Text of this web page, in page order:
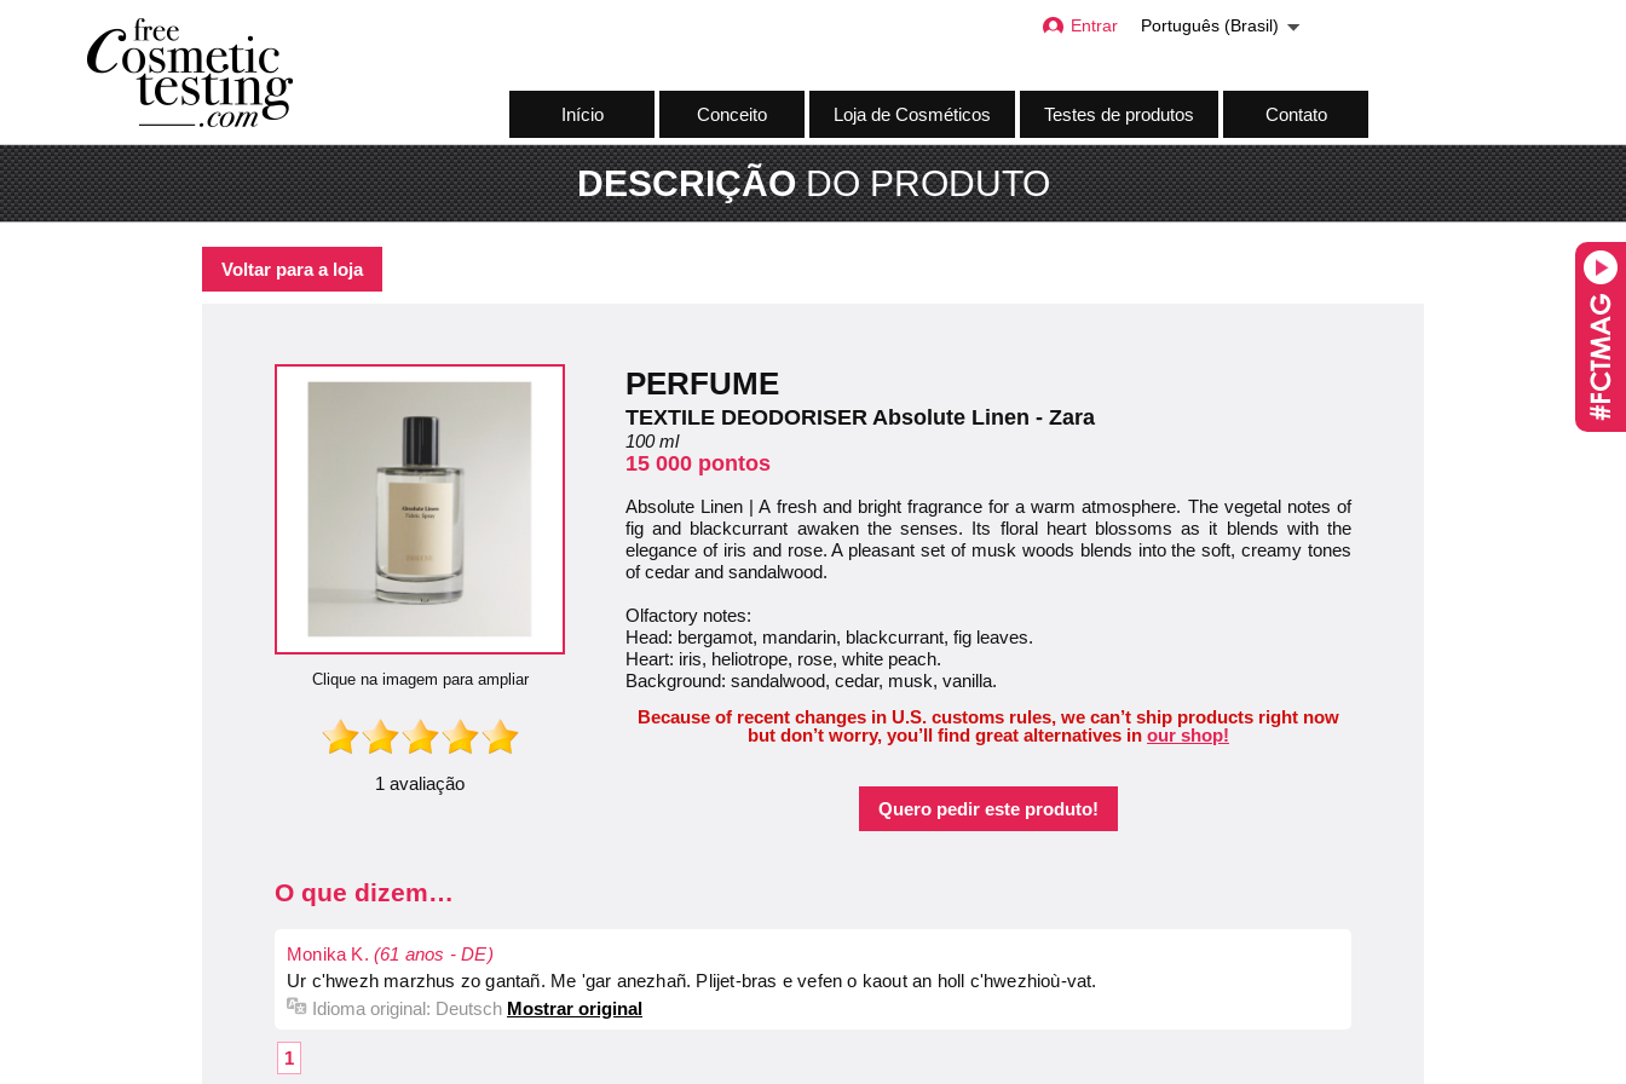
Início Conceito Loja de Cosméticos Testes de produtos Contato
Entrar Português (Brasil)
DESCRIÇÃODO PRODUTO
Voltar para a loja
Clique na imagem para ampliar
1 avaliação
PERFUME
TEXTILE DEODORISER Absolute Linen - Zara
100 ml
15 000 pontos
Absolute Linen | A fresh and bright fragrance for a warm atmosphere. The vegetal notes of
fig and blackcurrant awaken the senses. Its floral heart blossoms as it blends with the
elegance of iris and rose. A pleasant set of musk woods blends into the soft, creamy tones
of cedar and sandalwood.
Olfactory notes:
Head: bergamot, mandarin, blackcurrant, fig leaves.
Heart: iris, heliotrope, rose, white peach.
Background: sandalwood, cedar, musk, vanilla.
Because of recent changes in U.S. customs rules, we can’t ship products right now
but don’t worry, you’ll find great alternatives in our shop!
Quero pedir este produto!
O que dizem…
Monika K. (61 anos - DE)
Ur c'hwezh marzhus zo gantañ. Me 'gar anezhañ. Plijet-bras e vefen o kaout an holl c'hwezhioù-vat.
Idioma original: Deutsch Mostrar original
1